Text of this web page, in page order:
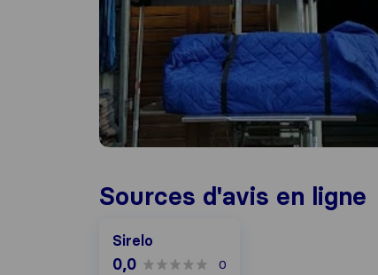
Sources d'avis en ligne
Sirelo
0,0 0